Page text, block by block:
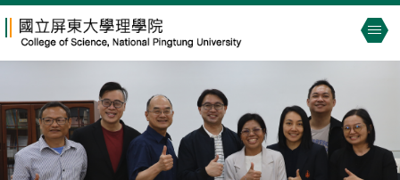
到
內
容
區